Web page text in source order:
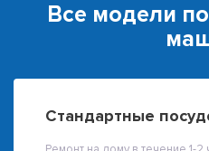
Все модели
Стандартные